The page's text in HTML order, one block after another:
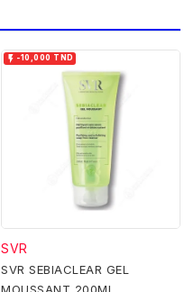
 -10,000 TND
SVR
SVR SEBIACLEAR GEL